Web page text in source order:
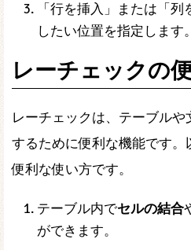
「行を挿入」または「
したい位置を指定します。
レーチェックの
レーチェックは、テーブル
するために便利な機能です
便利な使い方です。
テーブル内でセルの結合
ができます。